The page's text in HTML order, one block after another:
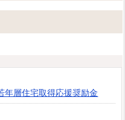
年層住宅取得応援奨励金